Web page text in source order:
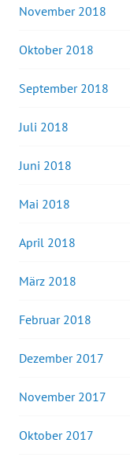
November 2018
Oktober 2018
September 2018
Juli 2018
Juni 2018
Mai 2018
April 2018
März 2018
Februar 2018
Dezember 2017
November 2017
Oktober 2017